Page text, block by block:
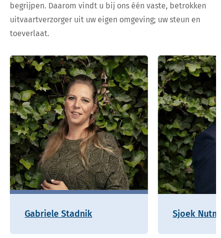
begrijpen. Daarom vindt u bij ons één vaste, betrokken
uitvaartverzorger uit uw eigen omgeving; uw steun en
toeverlaat.
Gabriele Stadnik Sjoek